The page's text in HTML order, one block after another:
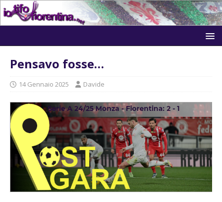
Pensavo fosse…
14 Gennaio 2025 Davide